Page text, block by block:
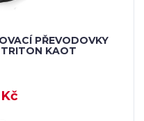
PŘEVODOVKY
KAOT